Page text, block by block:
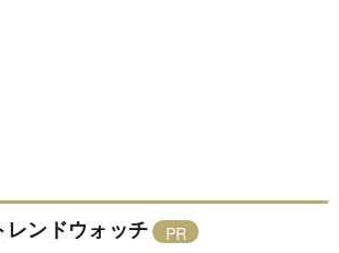
レンドウォッチ